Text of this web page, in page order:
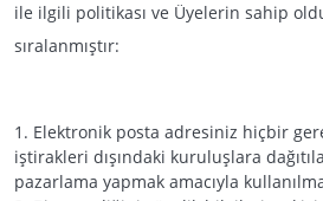
ile ilgili politikası ve Üyelerin sahip
sıralanmıştır:
1. Elektronik posta adresiniz hiçbir
iştirakleri dışındaki kuruluşlara
pazarlama yapmak amacıyla